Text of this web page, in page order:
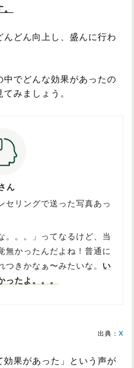
どん向上し、盛んに行わ
でどんな効果があったの
みましょう。
ん
セリングで送った写真あっ
。。。」ってなるけど、当
無かったんだよね！普通に
つきかなぁ〜みたいな。 い
ったよ。。。
出典： X
効果があった」という声が